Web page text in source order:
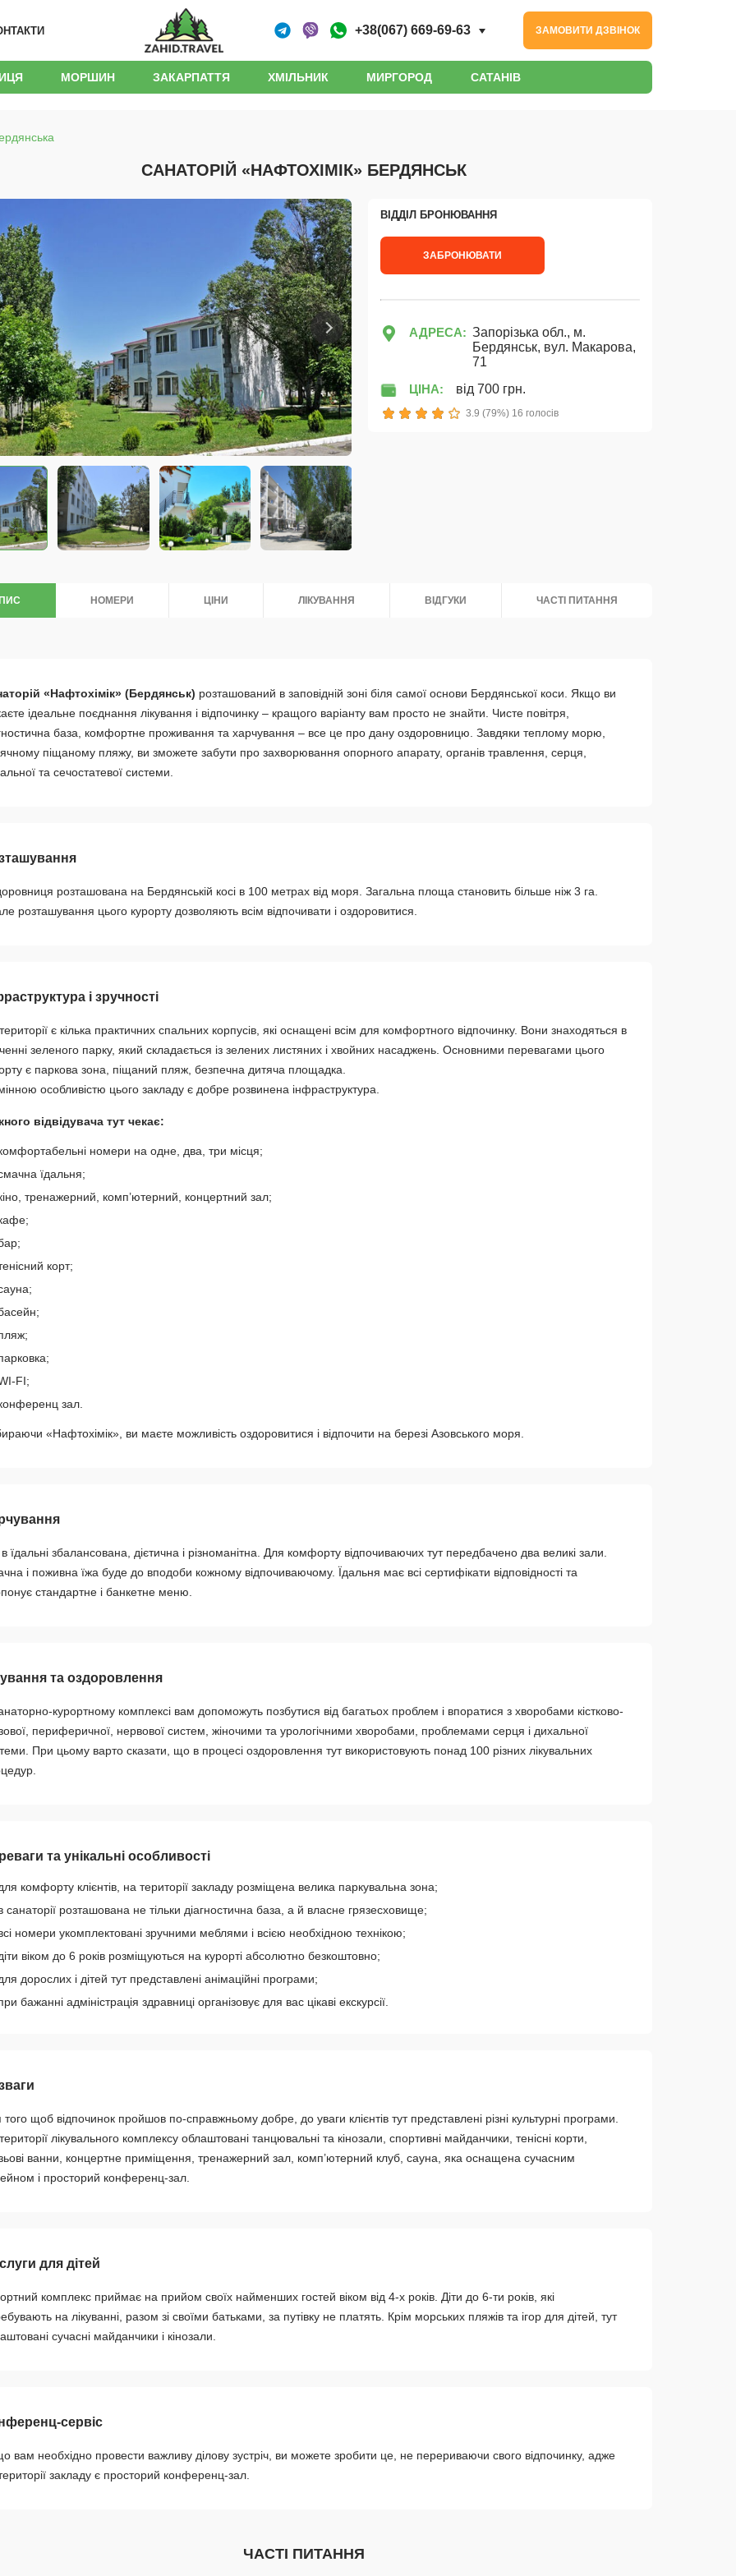
+38(067) 669-69-63 ЗАМОВИТИ ДЗВІНОК
МОРШИН ЗАКАРПАТТЯ ХМІЛЬНИК МИРГОРОД САТАНІВ
САНАТОРІЙ «НАФТОХІМІК» БЕРДЯНСЬК
ВІДДІЛ БРОНЮВАННЯ
ЗАБРОНЮВАТИ
АДРЕСА: Запорізька обл., м.
Бердянськ, вул. Макарова,
71
ЦІНА:
від 700 грн.
1 2 3 4 5 3.9 (79%) 16 голосів
НОМЕРИ ЦІНИ ЛІКУВАННЯ ВІДГУКИ ЧАСТІ ПИТАННЯ
«Нафтохімік» (Бердянськ) розташований в заповідній зоні біля самої основи Бердянської коси. Якщо ви
ідеальне поєднання лікування і відпочинку – кращого варіанту вам просто не знайти. Чисте повітря,
база, комфортне проживання та харчування – все це про дану оздоровницю. Завдяки теплому морю,
піщаному пляжу, ви зможете забути про захворювання опорного апарату, органів травлення, серця,
та сечостатевої системи.
розташована на Бердянській косі в 100 метрах від моря. Загальна площа становить більше ніж 3 га.
розташування цього курорту дозволяють всім відпочивати і оздоровитися.
і зручності
є кілька практичних спальних корпусів, які оснащені всім для комфортного відпочинку. Вони знаходяться в
зеленого парку, який складається із зелених листяних і хвойних насаджень. Основними перевагами цього
є паркова зона, піщаний пляж, безпечна дитяча площадка.
особливістю цього закладу є добре розвинена інфраструктура.
відвідувача тут чекає:
номери на одне, два, три місця;
їдальня;
тренажерний, комп’ютерний, концертний зал;
корт;
FI;
зал.
«Нафтохімік», ви маєте можливість оздоровитися і відпочити на березі Азовського моря.
їдальні збалансована, дієтична і різноманітна. Для комфорту відпочиваючих тут передбачено два великі зали.
і поживна їжа буде до вподоби кожному відпочиваючому. Їдальня має всі сертифікати відповідності та
стандартне і банкетне меню.
та оздоровлення
курортному комплексі вам допоможуть позбутися від багатьох проблем і впоратися з хворобами кістково-
периферичної, нервової систем, жіночими та урологічними хворобами, проблемами серця і дихальної
При цьому варто сказати, що в процесі оздоровлення тут використовують понад 100 різних лікувальних
та унікальні особливості
комфорту клієнтів, на території закладу розміщена велика паркувальна зона;
санаторії розташована не тільки діагностична база, а й власне грязесховище;
номери укомплектовані зручними меблями і всією необхідною технікою;
віком до 6 років розміщуються на курорті абсолютно безкоштовно;
дорослих і дітей тут представлені анімаційні програми;
бажанні адміністрація здравниці організовує для вас цікаві екскурсії.
того щоб відпочинок пройшов по-справжньому добре, до уваги клієнтів тут представлені різні культурні програми.
лікувального комплексу облаштовані танцювальні та кінозали, спортивні майданчики, тенісні корти,
ванни, концертне приміщення, тренажерний зал, комп’ютерний клуб, сауна, яка оснащена сучасним
і просторий конференц-зал.
для дітей
комплекс приймає на прийом своїх найменших гостей віком від 4-х років. Діти до 6-ти років, які
на лікуванні, разом зі своїми батьками, за путівку не платять. Крім морських пляжів та ігор для дітей, тут
сучасні майданчики і кінозали.
сервіс
вам необхідно провести важливу ділову зустріч, ви можете зробити це, не перериваючи свого відпочинку, адже
закладу є просторий конференц-зал.
ЧАСТІ ПИТАННЯ